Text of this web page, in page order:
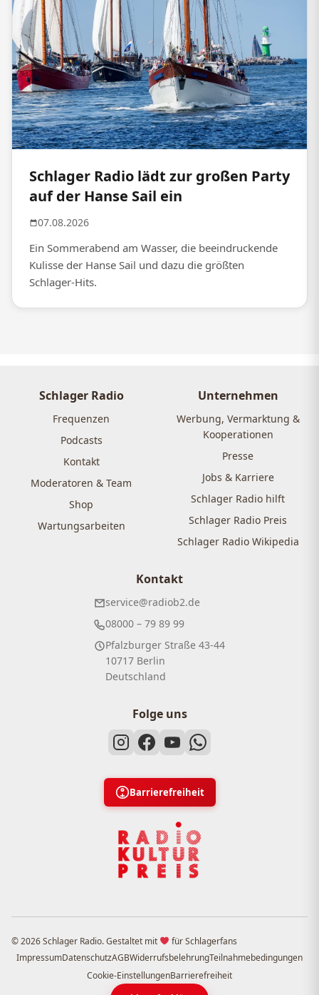
Schlager Radio lädt zur großen Party
auf der Hanse Sail ein
07.08.2026
Ein Sommerabend am Wasser, die beeindruckende
Kulisse der Hanse Sail und dazu die größten
Schlager-Hits.
Schlager Radio
Frequenzen
Podcasts
Kontakt
Moderatoren & Team
Shop
Wartungsarbeiten
Unternehmen
Werbung, Vermarktung &
Kooperationen
Presse
Jobs & Karriere
Schlager Radio hilft
Schlager Radio Preis
Schlager Radio Wikipedia
Kontakt
service@radiob2.de
08000 – 79 89 99
Pfalzburger Straße 43-44
10717 Berlin
Deutschland
Folge uns
Barrierefreiheit
© 2026 Schlager Radio. Gestaltet mit
für Schlagerfans
ImpressumDatenschutzAGBWiderrufsbelehrungTeilnahmebedingungen
Cookie-EinstellungenBarrierefreiheit